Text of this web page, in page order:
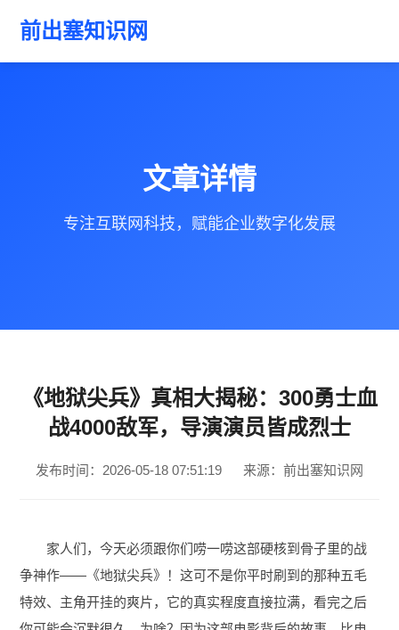
前出塞知识网
文章详情
专注互联网科技，赋能企业数字化发展
《地狱尖兵》真相大揭秘：300勇士血
战4000敌军，导演演员皆成烈士
发布时间：2026-05-18 07:51:19 来源：前出塞知识网
家人们，今天必须跟你们唠一唠这部硬核到骨子里的战
争神作——《地狱尖兵》！这可不是你平时刷到的那种五毛
特效、主角开挂的爽片，它的真实程度直接拉满，看完之后